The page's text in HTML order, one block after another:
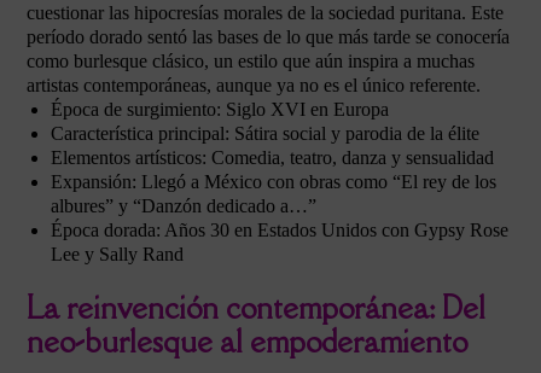
cuestionar las hipocresías morales de la sociedad puritana. Este
período dorado sentó las bases de lo que más tarde se conocería
como burlesque clásico, un estilo que aún inspira a muchas
artistas contemporáneas, aunque ya no es el único referente.
Época de surgimiento: Siglo XVI en Europa
Característica principal: Sátira social y parodia de la élite
Elementos artísticos: Comedia, teatro, danza y sensualidad
Expansión: Llegó a México con obras como “El rey de los
albures” y “Danzón dedicado a…”
Época dorada: Años 30 en Estados Unidos con Gypsy Rose
Lee y Sally Rand
La reinvención contemporánea: Del
neo-burlesque al empoderamiento